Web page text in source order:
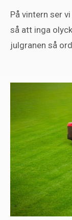
På vintern ser
så att inga
julgranen så